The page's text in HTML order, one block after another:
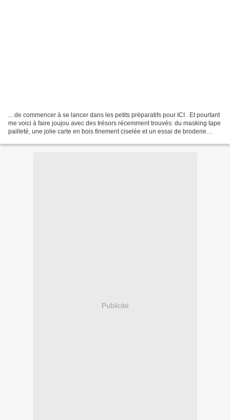
... de commencer à se lancer dans les petits préparatifs pour ICI . Et pourtant
me voici à faire joujou avec des trésors récemment trouvés: du masking tape
pailleté, une jolie carte en bois finement ciselée et un essai de broderie
Publicité